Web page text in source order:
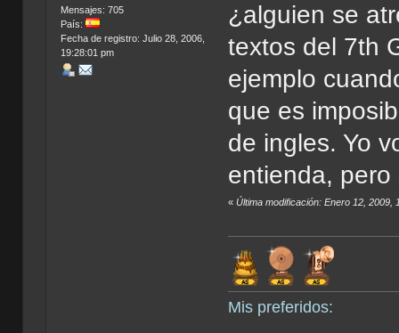
Mensajes: 705
País:
Fecha de registro: Julio 28, 2006,
19:28:01 pm
¿alguien se
textos del 7th
ejemplo
que es
de ingles. Yo
entienda,
«Última modificación: Enero 12, 2009,
Mis preferidos: